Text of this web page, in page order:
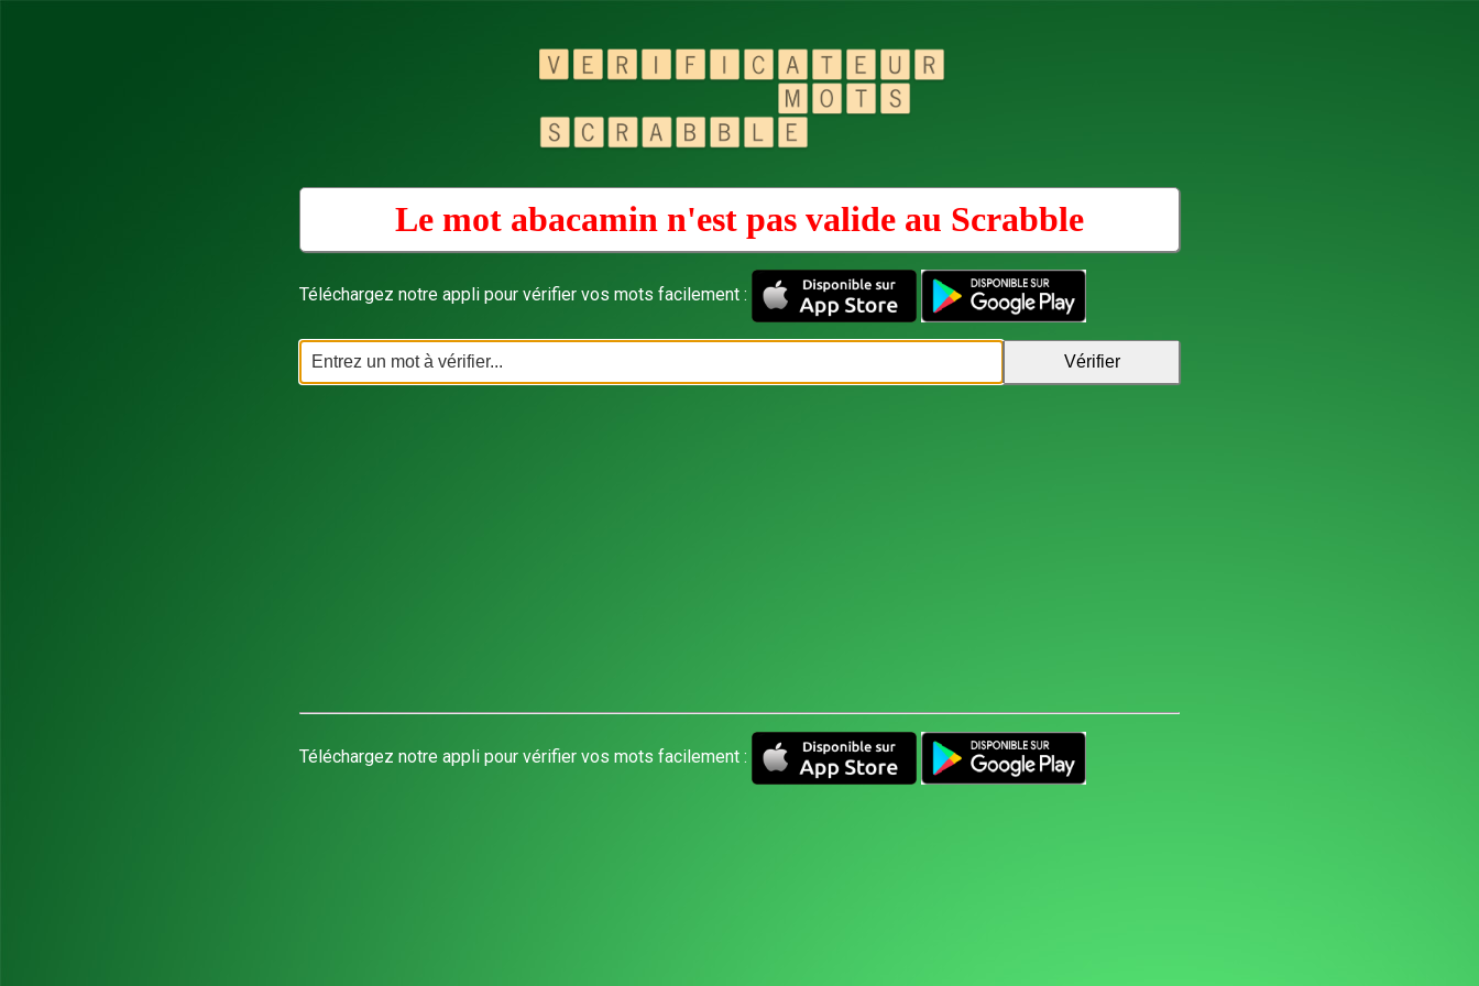
Le mot abacamin n'est pas valide au Scrabble
Téléchargez notre appli pour vérifier vos mots facilement :
Téléchargez notre appli pour vérifier vos mots facilement :